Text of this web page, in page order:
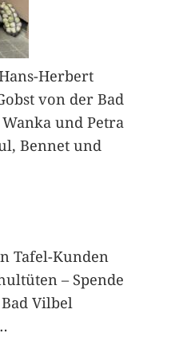
Herbert
von der Bad
und Petra
Bennet und
Tafel-Kunden
– Spende
Vilbel